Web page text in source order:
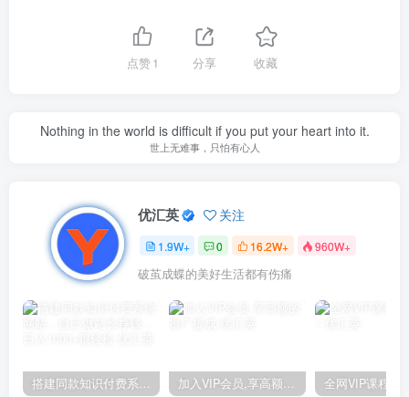
点赞1 分享 收藏
Nothing in the world is difficult if you put your heart into it.
世上无难事，只怕有心人
优汇英 关注
1.9W+ 0 16.2W+ 960W+
破茧成蝶的美好生活都有伤痛
搭建同款知识付费系统网站，自己做站长挣钱，日入1000+很轻松 加入VIP会员,享高额的推广提成